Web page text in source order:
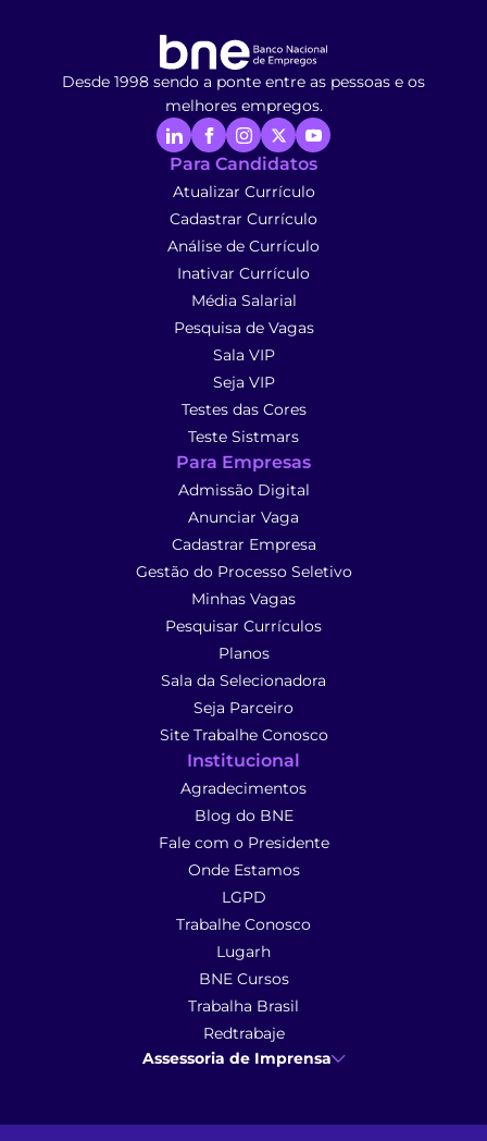
Desde 1998 sendo a ponte entre as pessoas e os
melhores empregos.
Para Candidatos
Atualizar Currículo
Cadastrar Currículo
Análise de Currículo
Inativar Currículo
Média Salarial
Pesquisa de Vagas
Sala VIP
Seja VIP
Testes das Cores
Teste Sistmars
Para Empresas
Admissão Digital
Anunciar Vaga
Cadastrar Empresa
Gestão do Processo Seletivo
Minhas Vagas
Pesquisar Currículos
Planos
Sala da Selecionadora
Seja Parceiro
Site Trabalhe Conosco
Institucional
Agradecimentos
Blog do BNE
Fale com o Presidente
Onde Estamos
LGPD
Trabalhe Conosco
Lugarh
BNE Cursos
Trabalha Brasil
Redtrabaje
Assessoria de Imprensa
(41) 9 9102-1413